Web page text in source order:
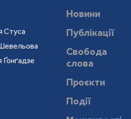
Стуса
Ґонґадзе
Новини
Публікації
Свобода
слова
Проєкти
Події